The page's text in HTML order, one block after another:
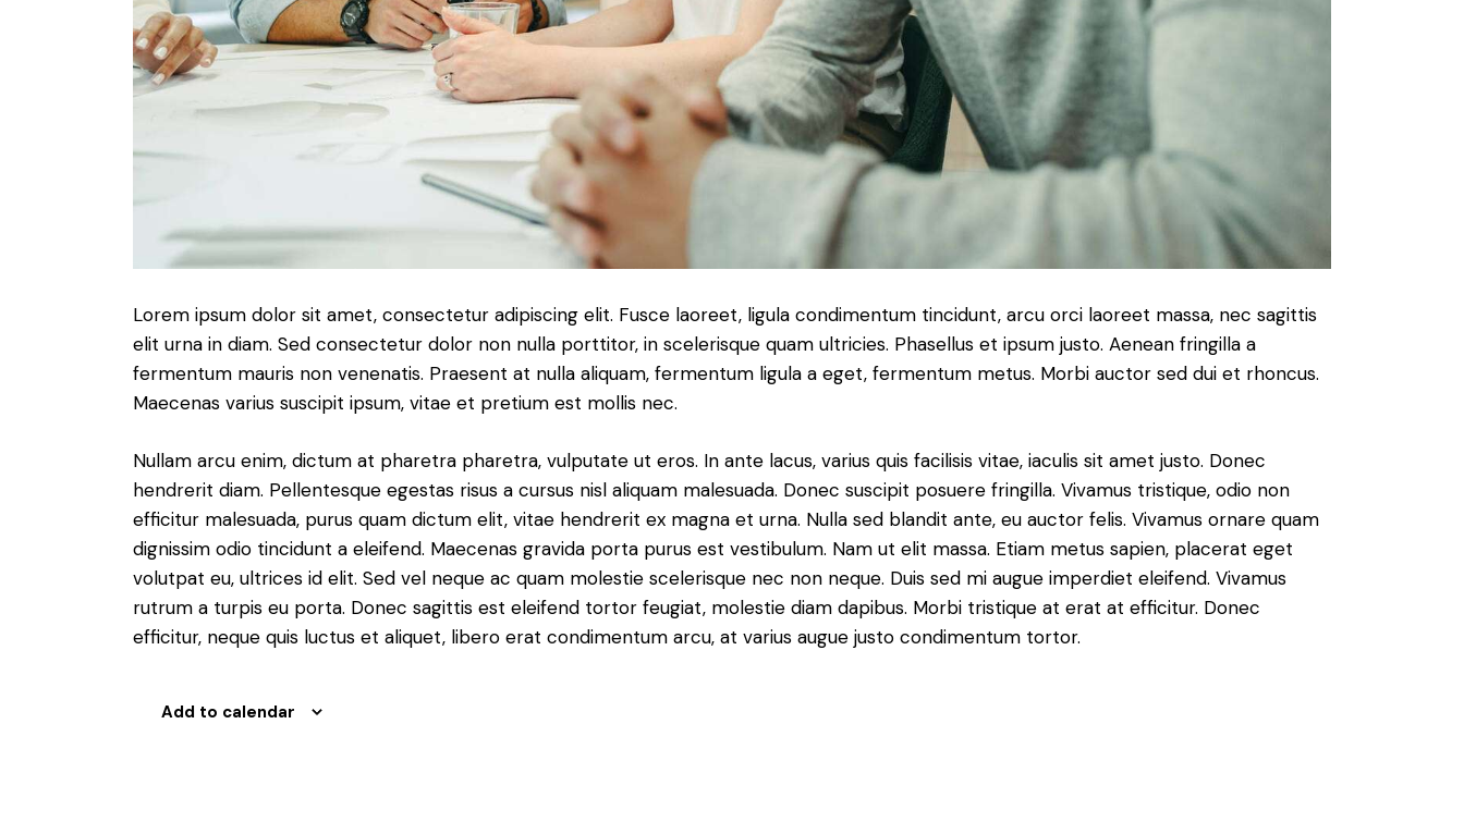
Lorem ipsum dolor sit amet, consectetur adipiscing elit. Fusce laoreet, ligula condimentum tincidunt, arcu orci laoreet massa, nec sagittis
elit urna in diam. Sed consectetur dolor non nulla porttitor, in scelerisque quam ultricies. Phasellus et ipsum justo. Aenean fringilla a
fermentum mauris non venenatis. Praesent at nulla aliquam, fermentum ligula a eget, fermentum metus. Morbi auctor sed dui et rhoncus.
Maecenas varius suscipit ipsum, vitae et pretium est mollis nec.
Nullam arcu enim, dictum at pharetra pharetra, vulputate ut eros. In ante lacus, varius quis facilisis vitae, iaculis sit amet justo. Donec
hendrerit diam. Pellentesque egestas risus a cursus nisl aliquam malesuada. Donec suscipit posuere fringilla. Vivamus tristique, odio non
efficitur malesuada, purus quam dictum elit, vitae hendrerit ex magna et urna. Nulla sed blandit ante, eu auctor felis. Vivamus ornare quam
dignissim odio tincidunt a eleifend. Maecenas gravida porta purus est vestibulum. Nam ut elit massa. Etiam metus sapien, placerat eget
volutpat eu, ultrices id elit. Sed vel neque ac quam molestie scelerisque nec non neque. Duis sed mi augue imperdiet eleifend. Vivamus
rutrum a turpis eu porta. Donec sagittis est eleifend tortor feugiat, molestie diam dapibus. Morbi tristique at erat at efficitur. Donec
efficitur, neque quis luctus et aliquet, libero erat condimentum arcu, at varius augue justo condimentum tortor.
Add to calendar